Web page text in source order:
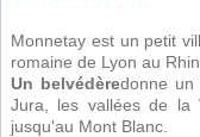
Monnetay est un petit
romaine de Lyon au Rhin.
Un belvédèredonne un
Jura, les vallées de la
jusqu'au Mont Blanc.